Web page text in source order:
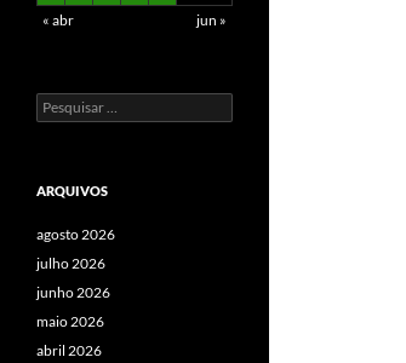
« abr
jun »
Pesquisar
por:
ARQUIVOS
agosto 2026
julho 2026
junho 2026
maio 2026
abril 2026